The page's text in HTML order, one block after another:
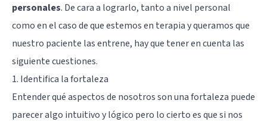
personales. De cara a lograrlo, tanto a nivel personal
como en el caso de que estemos en terapia y queramos que
nuestro paciente las entrene, hay que tener en cuenta las
siguiente cuestiones.
1. Identifica la fortaleza
Entender qué aspectos de nosotros son una fortaleza puede
parecer algo intuitivo y lógico pero lo cierto es que si nos